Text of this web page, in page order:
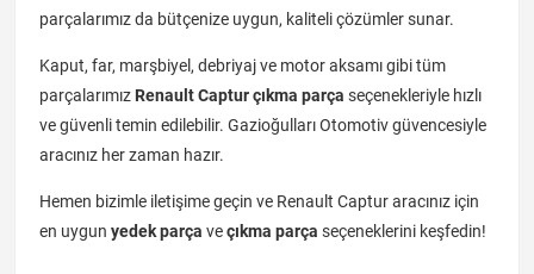
parçalarımız da bütçenize uygun, kaliteli çözümler sunar.
Kaput, far, marşbiyel, debriyaj ve motor aksamı gibi tüm
parçalarımız Renault Captur çıkma parça seçenekleriyle hızlı
ve güvenli temin edilebilir. Gazioğulları Otomotiv güvencesiyle
aracınız her zaman hazır.
Hemen bizimle iletişime geçin ve Renault Captur aracınız için
en uygun yedek parça veçıkma parça seçeneklerini keşfedin!